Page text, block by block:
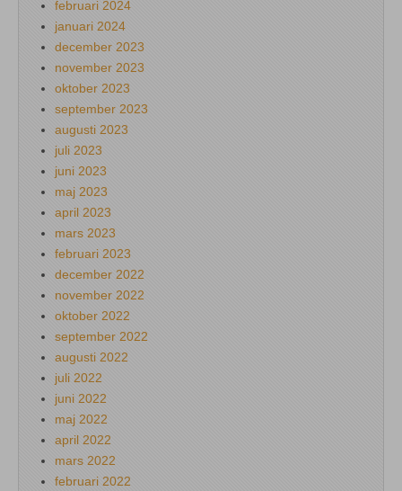
februari 2024
januari 2024
december 2023
november 2023
oktober 2023
september 2023
augusti 2023
juli 2023
juni 2023
maj 2023
april 2023
mars 2023
februari 2023
december 2022
november 2022
oktober 2022
september 2022
augusti 2022
juli 2022
juni 2022
maj 2022
april 2022
mars 2022
februari 2022